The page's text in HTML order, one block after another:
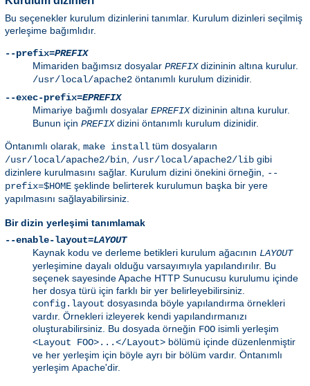
Bu seçenekler kurulum dizinlerini tanımlar. Kurulum dizinleri seçilmiş
yerleşime bağımlıdır.
--prefix=PREFIX
Mimariden bağımsız dosyalar PREFIXdizininin altına kurulur.
/usr/local/apache2 öntanımlı kurulum dizinidir.
--exec-prefix=EPREFIX
Mimariye bağımlı dosyalar EPREFIXdizininin altına kurulur.
Bunun için PREFIXdizini öntanımlı kurulum dizinidir.
Öntanımlı olarak, make install tüm dosyaların
/usr/local/apache2/bin /usr/local/apache2/lib gibi
dizinlere kurulmasını sağlar. Kurulum dizini önekini örneğin,
--
prefix=$HOME şeklinde belirterek kurulumun başka bir yere
yapılmasını sağlayabilirsiniz.
Bir dizin yerleşimi tanımlamak
--enable-layout=LAYOUT
Kaynak kodu ve derleme betikleri kurulum ağacının LAYOUT
yerleşimine dayalı olduğu varsayımıyla yapılandırılır. Bu
seçenek sayesinde Apache HTTP Sunucusu kurulumu içinde
her dosya türü için farklı bir yer belirleyebilirsiniz.
config.layout dosyasında böyle yapılandırma örnekleri
vardır. Örnekleri izleyerek kendi yapılandırmanızı
oluşturabilirsiniz. Bu dosyada örneğin FOO isimli yerleşim
<Layout FOO>...</Layout> bölümü içinde düzenlenmiştir
ve her yerleşim için böyle ayrı bir bölüm vardır. Öntanımlı
yerleşim Apache'dir.